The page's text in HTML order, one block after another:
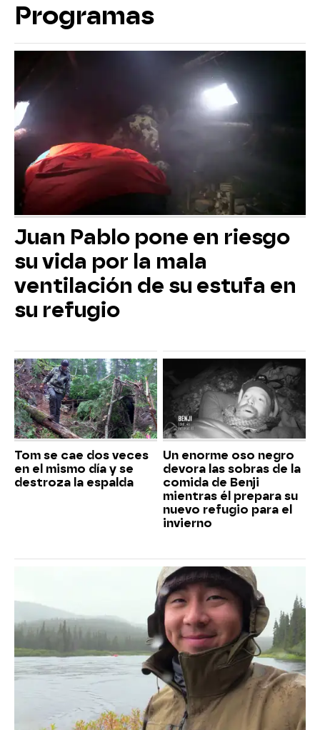
Programas
Juan Pablo pone en riesgo
su vida por la mala
ventilación de su estufa en
su refugio
Tom se cae dos veces
en el mismo día y se
destroza la espalda
Un enorme oso negro
devora las sobras de la
comida de Benji
mientras él prepara su
nuevo refugio para el
invierno